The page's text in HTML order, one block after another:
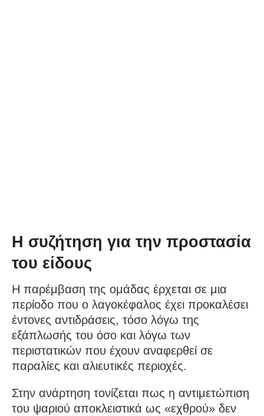
Η συζήτηση για την προστασία
του είδους
Η παρέμβαση της ομάδας έρχεται σε μια
περίοδο που ο λαγοκέφαλος έχει προκαλέσει
έντονες αντιδράσεις, τόσο λόγω της
εξάπλωσής του όσο και λόγω των
περιστατικών που έχουν αναφερθεί σε
παραλίες και αλιευτικές περιοχές.
Στην ανάρτηση τονίζεται πως η αντιμετώπιση
του ψαριού αποκλειστικά ως «εχθρού» δεν